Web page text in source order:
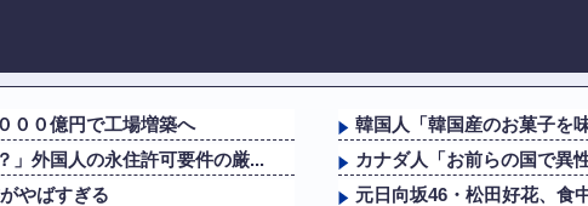
００億円で工場増築へ
」外国人の永住許可要件の厳...
やばすぎる
韓国人「韓国産のお菓子を
カナダ人「お前らの国で異
元日向坂46・松田好花、食